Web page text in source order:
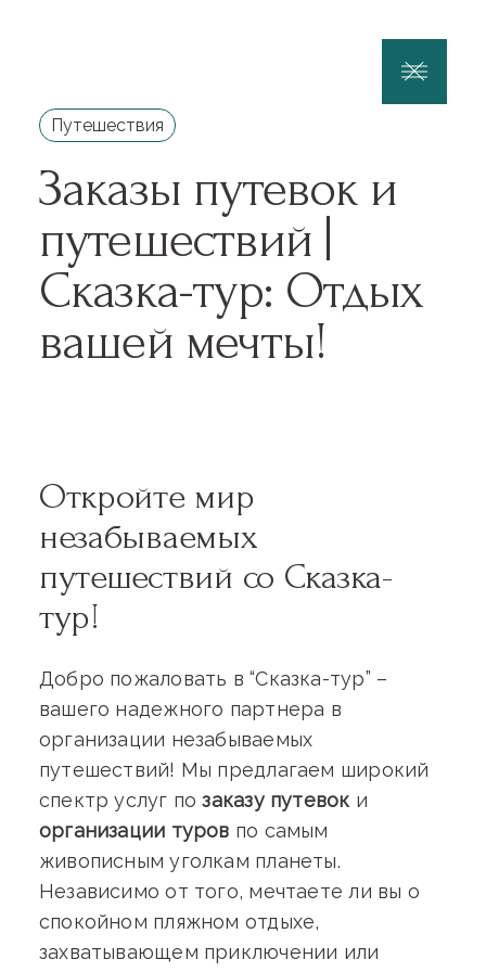
Заказать тур
обработку
персональных данных
Путешествия
Заказы путевок и
путешествий |
Сказка-тур: Отдых
вашей мечты!
Откройте мир
незабываемых
путешествий со Сказка-
тур!
Добро пожаловать в “Сказка-тур” –
вашего надежного партнера в
организации незабываемых
путешествий! Мы предлагаем широкий
спектр услуг позаказу путевок и
организации туров по самым
живописным уголкам планеты.
Независимо от того, мечтаете ли вы о
спокойном пляжном отдыхе,
захватывающем приключении или